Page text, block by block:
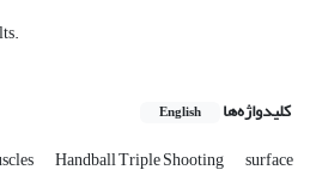
کلیدواژه‌ها English
Handball Triple Shooting surface